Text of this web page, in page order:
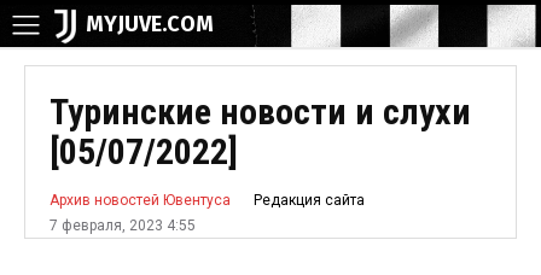
MYJUVE.COM
Туринские новости и слухи
[05/07/2022]
Архив новостей Ювентуса
Редакция сайта
7 февраля, 2023 4:55